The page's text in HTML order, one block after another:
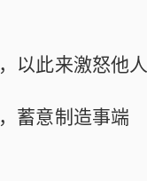
以此来激怒他人
蓄意制造事端